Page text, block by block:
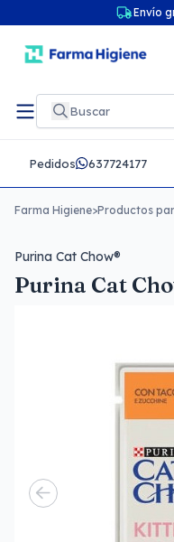
Envío
Pedidos 637724177
Farma Higiene>Productos
Purina Cat Chow®
Purina Cat